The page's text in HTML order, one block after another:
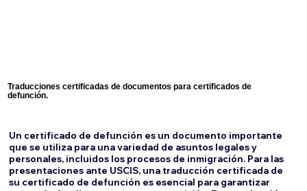
Traducciones certificadas de documentos para certificados de
defunción.
Un certificado de defunción es un documento importante
que se utiliza para una variedad de asuntos legales y
personales, incluidos los procesos de inmigración. Para las
presentaciones ante USCIS, una traducción certificada de
su certificado de defunción es esencial para garantizar